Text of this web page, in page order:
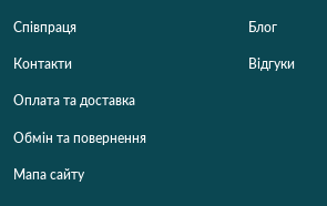
Співпраця
Контакти
Оплата та доставка
Обмін та повернення
Мапа сайту
Блог
Відгуки